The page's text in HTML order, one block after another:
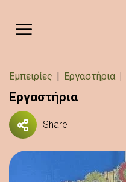
Breadcrumb
Εμπειρίες Εργαστήρια
Εργαστήρια
Share